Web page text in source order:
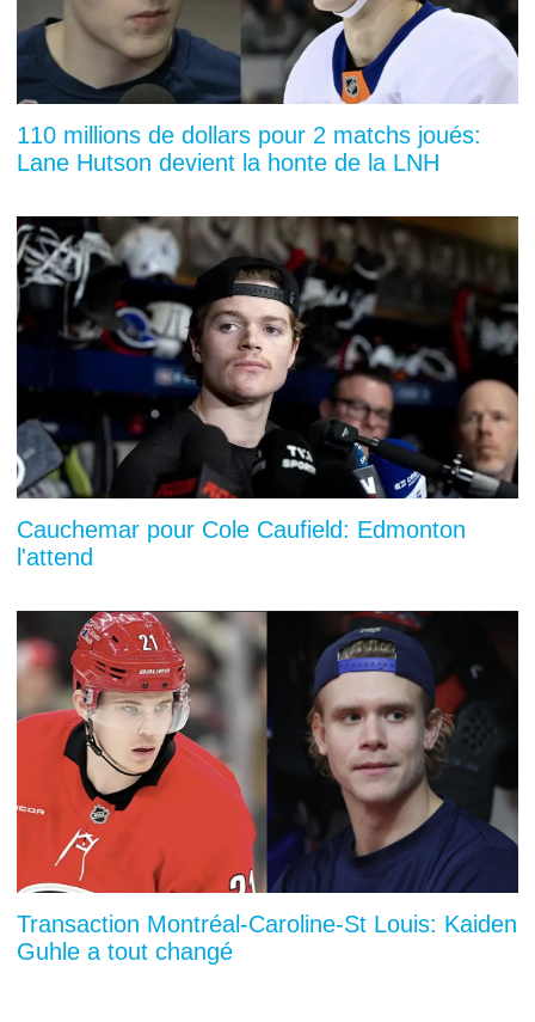
110 millions de dollars pour 2 matchs joués:
Lane Hutson devient la honte de la LNH
Cauchemar pour Cole Caufield: Edmonton
l'attend
Transaction Montréal-Caroline-St Louis: Kaiden
Guhle a tout changé